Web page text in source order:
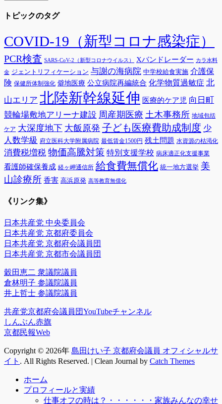
カ
ブ
トピックのタグ
COVID-19（新型コロナ感染症）
PCR検査 SARS-CoV-2（新型コロナウイルス） Xバンドレーダー カラ水料
金 ジェントリフィケーション 与謝の海病院 中学校給食実施 介護保
険 保健所体制強化 僻地医療 公立病院再編統合 化学物質過敏症 北
山エリア 北陸新幹線延伸 医療的ケア児 向日町
競輪場敷地アリーナ建設 周産期医療 土木事務所 地域包括
ケア 大深度地下 大飯原発 子ども医療費助成制度 少
人数学級 府立医科大学附属病院 最低賃金1500円 残土問題 水資源の枯渇化
消費税増税 物価高騰対策 特別支援学校 病床適正化支援事業
看護師確保養成 経ヶ岬通信所 給食費無償化 統一地方選挙 美
山診療所 香害 高浜原発 高等教育無償化
《リンク集》
日本共産党 中央委員会
日本共産党 京都府委員会
日本共産党 京都府会議員団
日本共産党 京都市会議員団
穀田恵二 衆議院議員
倉林明子 参議院議員
井上哲士 参議院議員
共産党京都府会議員団YouTubeチャンネル
しんぶん赤旗
京都民報Web
Copyright © 2026年 島田けい子 京都府会議員 オフィシャルサ
イト . All Rights Reserved. | Clean Journal by Catch Themes
ホーム
プロフィールと実績
仕事オフの時は？・・・・・・家族みんなの幸せ